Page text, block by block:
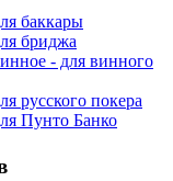
баккары
бриджа
- для винного
русского покера
Пунто Банко